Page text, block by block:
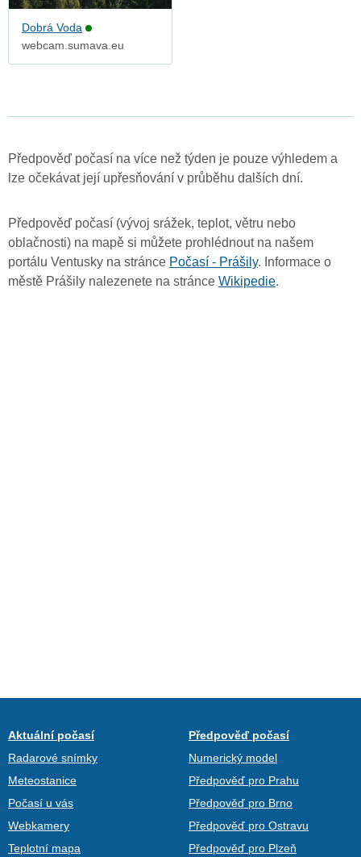
Dobrá Voda
webcam.sumava.eu
Předpověď počasí na více než týden je pouze výhledem a
lze očekávat její upřesňování v průběhu dalších dní.
Předpověď počasí (vývoj srážek, teplot, větru nebo
oblačnosti) na mapě si můžete prohlédnout na našem
portálu Ventusky na stránce Počasí - Prášily. Informace o
městě Prášily nalezenete na stránce Wikipedie.
Aktuální počasí
Radarové snímky
Meteostanice
Počasí u vás
Webkamery
Teplotní mapa
Předpověď počasí
Numerický model
Předpověď pro Prahu
Předpověď pro Brno
Předpověď pro Ostravu
Předpověď pro Plzeň